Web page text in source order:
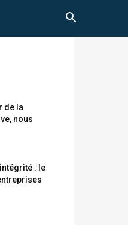
de la
nous
: le